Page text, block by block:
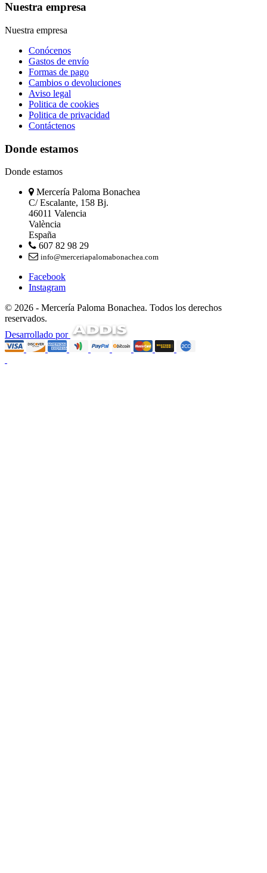
Nuestra empresa
Nuestra empresa
Conócenos
Gastos de envío
Formas de pago
Cambios o devoluciones
Aviso legal
Politica de cookies
Politica de privacidad
Contáctenos
Donde estamos
Donde estamos
Mercería Paloma Bonachea
C/ Escalante, 158 Bj.
46011 Valencia
València
España
607 82 98 29
info@merceriapalomabonachea.com
Facebook
Instagram
© 2026 - Mercería Paloma Bonachea. Todos los derechos
reservados.
Desarrollado por